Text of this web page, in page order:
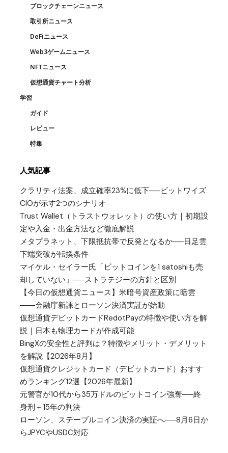
ブロックチェーンニュース
取引所ニュース
DeFiニュース
Web3ゲームニュース
NFTニュース
仮想通貨チャート分析
学習
ガイド
レビュー
特集
人気記事
クラリティ法案、成立確率23%に低下──ビットワイズ
CIOが示す2つのシナリオ
Trust Wallet（トラストウォレット）の使い方｜初期設
定や入金・出金方法など徹底解説
メタプラネット、下限抵抗帯で反発となるか──日足雲
下端突破が転換条件
マイケル・セイラー氏「ビットコインを1 satoshiも売
却していない」──ストラテジーの方針と区別
【今日の仮想通貨ニュース】米暗号資産政策に暗雲
――金融庁新課とローソン決済実証が始動
仮想通貨デビットカードRedotPayの特徴や使い方を解
説｜日本も物理カードが作成可能
BingXの安全性と評判は？特徴やメリット・デメリット
を解説【2026年8月】
仮想通貨クレジットカード（デビットカード）おすす
めランキング12選【2026年最新】
元警官が10代から35万ドルのビットコイン強奪──終
身刑＋15年の判決
ローソン、ステーブルコイン決済の実証へ──8月6日か
らJPYCやUSDC対応